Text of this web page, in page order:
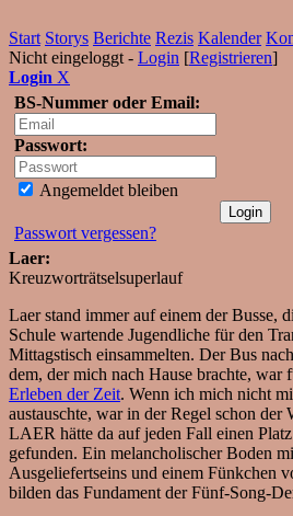
Start Storys Berichte Rezis Kalender
Nicht eingeloggt - Login [Registrieren]
Login X
BS-Nummer oder Email:
Passwort:
Angemeldet bleiben
Passwort vergessen?
Laer:
Kreuzworträtselsuperlauf
Laer stand immer auf einem der Busse,
Schule wartende Jugendliche für den
Mittagstisch einsammelten. Der Bus
dem, der mich nach Hause brachte,
Erleben der Zeit. Wenn ich mich nicht
austauschte, war in der Regel schon der
LAER hätte da auf jeden Fall einen
gefunden. Ein melancholischer Boden
Ausgeliefertseins und einem Fünkchen
bilden das Fundament der Fünf-Song-